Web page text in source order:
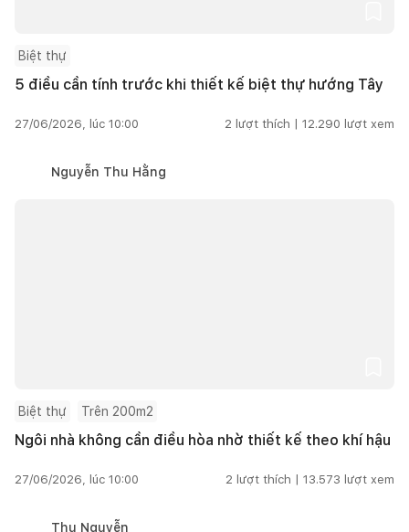
Biệt thự
5 điều cần tính trước khi thiết kế biệt thự hướng Tây
27/06/2026, lúc 10:00 2 lượt thích | 12.290 lượt xem
Nguyễn Thu Hằng
Biệt thự Trên 200m2
Ngôi nhà không cần điều hòa nhờ thiết kế theo khí hậu
27/06/2026, lúc 10:00 2 lượt thích | 13.573 lượt xem
Thu Nguyễn